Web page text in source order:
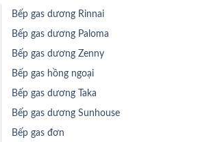
Bếp gas dương Rinnai
Bếp gas dương Paloma
Bếp gas dương Zenny
Bếp gas hồng ngoại
Bếp gas dương Taka
Bếp gas dương Sunhouse
Bếp gas đơn